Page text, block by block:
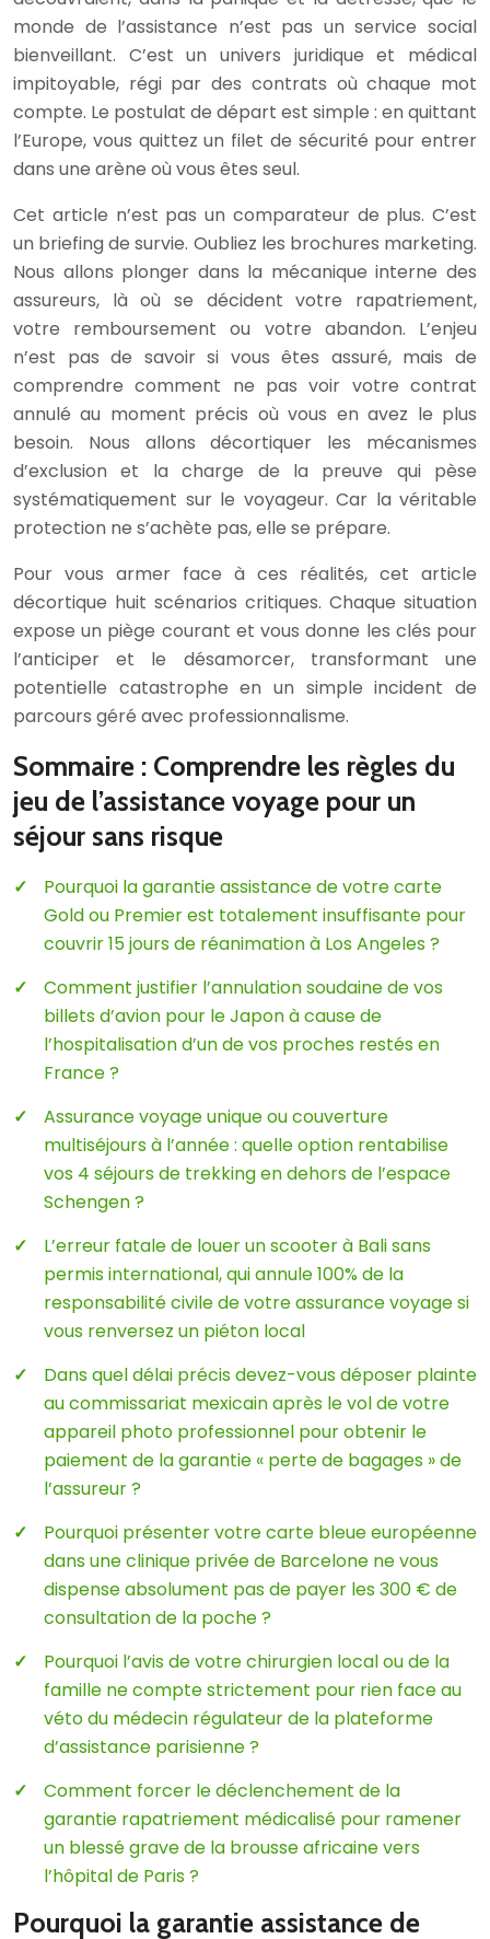
monde de l’assistance n’est pas un service social
bienveillant. C’est un univers juridique et médical
impitoyable, régi par des contrats où chaque mot
compte. Le postulat de départ est simple : en quittant
l’Europe, vous quittez un filet de sécurité pour entrer
dans une arène où vous êtes seul.
Cet article n’est pas un comparateur de plus. C’est
un briefing de survie. Oubliez les brochures marketing.
Nous allons plonger dans la mécanique interne des
assureurs, là où se décident votre rapatriement,
votre remboursement ou votre abandon. L’enjeu
n’est pas de savoir si vous êtes assuré, mais de
comprendre comment ne pas voir votre contrat
annulé au moment précis où vous en avez le plus
besoin. Nous allons décortiquer les mécanismes
d’exclusion et la charge de la preuve qui pèse
systématiquement sur le voyageur. Car la véritable
protection ne s’achète pas, elle se prépare.
Pour vous armer face à ces réalités, cet article
décortique huit scénarios critiques. Chaque situation
expose un piège courant et vous donne les clés pour
l’anticiper et le désamorcer, transformant une
potentielle catastrophe en un simple incident de
parcours géré avec professionnalisme.
Sommaire : Comprendre les règles du
jeu de l’assistance voyage pour un
séjour sans risque
Pourquoi la garantie assistance de votre carte
Gold ou Premier est totalement insuffisante pour
couvrir 15 jours de réanimation à Los Angeles ?
Comment justifier l’annulation soudaine de vos
billets d’avion pour le Japon à cause de
l’hospitalisation d’un de vos proches restés en
France ?
Assurance voyage unique ou couverture
multiséjours à l’année : quelle option rentabilise
vos 4 séjours de trekking en dehors de l’espace
Schengen ?
L’erreur fatale de louer un scooter à Bali sans
permis international, qui annule 100% de la
responsabilité civile de votre assurance voyage si
vous renversez un piéton local
Dans quel délai précis devez-vous déposer plainte
au commissariat mexicain après le vol de votre
appareil photo professionnel pour obtenir le
paiement de la garantie « perte de bagages » de
l’assureur ?
Pourquoi présenter votre carte bleue européenne
dans une clinique privée de Barcelone ne vous
dispense absolument pas de payer les 300 € de
consultation de la poche ?
Pourquoi l’avis de votre chirurgien local ou de la
famille ne compte strictement pour rien face au
véto du médecin régulateur de la plateforme
d’assistance parisienne ?
Comment forcer le déclenchement de la
garantie rapatriement médicalisé pour ramener
un blessé grave de la brousse africaine vers
l’hôpital de Paris ?
Pourquoi la garantie assistance de